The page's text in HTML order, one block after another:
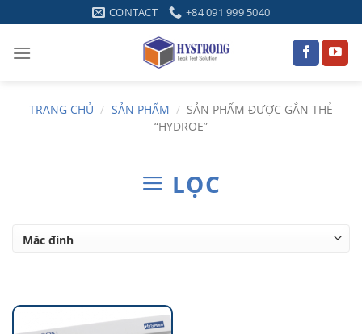
to
content
CONTACT +84 091 999 5040
TRANG CHỦ / SẢN PHẨM / SẢN PHẨM ĐƯỢC GẮN THẺ
“HYDROE”
LỌC